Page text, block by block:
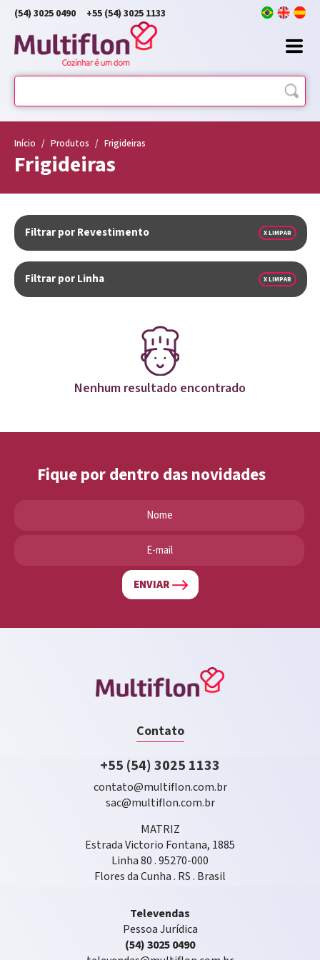
(54) 3025 0490 +55 (54) 3025 1133
Início / Produtos / Frigideiras
Frigideiras
Filtrar por Revestimento X LIMPAR
Filtrar por Linha X LIMPAR
Nenhum resultado encontrado
Fique por dentro das novidades
ENVIAR
Contato
+55 (54) 3025 1133
contato@multiflon.com.br
sac@multiflon.com.br
MATRIZ
Estrada Victorio Fontana, 1885
Linha 80 . 95270-000
Flores da Cunha . RS . Brasil
Televendas
Pessoa Jurídica
(54) 3025 0490